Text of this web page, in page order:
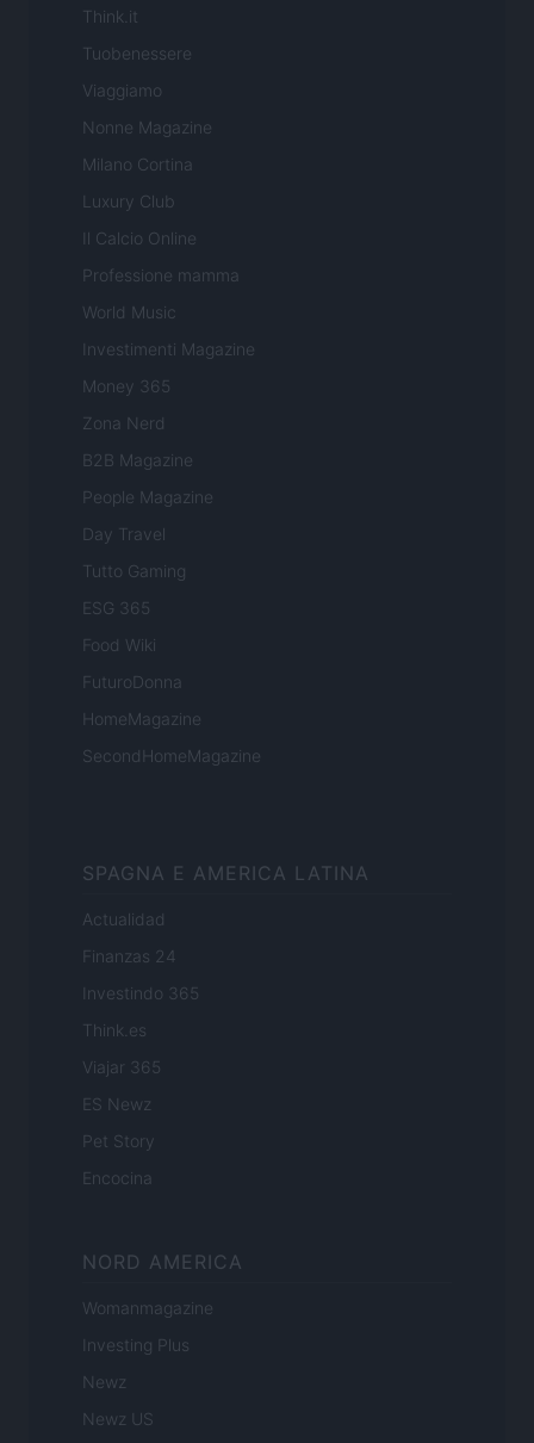
Think.it
Tuobenessere
Viaggiamo
Nonne Magazine
Milano Cortina
Luxury Club
Il Calcio Online
Professione mamma
World Music
Investimenti Magazine
Money 365
Zona Nerd
B2B Magazine
People Magazine
Day Travel
Tutto Gaming
ESG 365
Food Wiki
FuturoDonna
HomeMagazine
SecondHomeMagazine
SPAGNA E AMERICA LATINA
Actualidad
Finanzas 24
Investindo 365
Think.es
Viajar 365
ES Newz
Pet Story
Encocina
NORD AMERICA
Womanmagazine
Investing Plus
Newz
Newz US